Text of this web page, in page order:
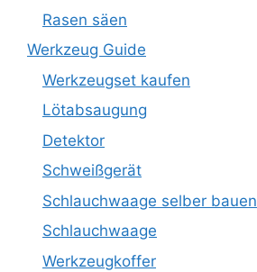
Rasen säen
Werkzeug Guide
Werkzeugset kaufen
Lötabsaugung
Detektor
Schweißgerät
Schlauchwaage selber bauen
Schlauchwaage
Werkzeugkoffer